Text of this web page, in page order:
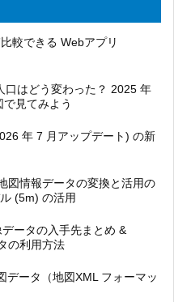
較できる Webアプリ
口はどう変わった？ 2025 年
見てみよう
年 7 月アップデート) の新
図情報データの変換と活用の
(5m) の活用
ータの入手先まとめ &
の利用方法
データ（地図XML フォーマッ